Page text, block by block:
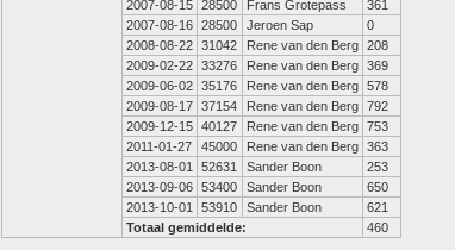
2007-08-15 28500 Frans Grotepass
361
2007-08-16 28500 Jeroen Sap
0
2008-08-22 31042 Rene van den Berg 208
2009-02-22 33276 Rene van den Berg 369
2009-06-02 35176 Rene van den Berg 578
2009-08-17 37154 Rene van den Berg 792
2009-12-15 40127 Rene van den Berg 753
2011-01-27
45000 Rene van den Berg 363
2013-08-01
52631 Sander Boon
253
2013-09-06 53400 Sander Boon
650
2013-10-01
53910 Sander Boon
621
Totaal gemiddelde:
460